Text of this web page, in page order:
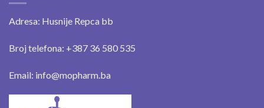
Adresa: Husnije Repca bb
Broj telefona: +387 36 580 535
Email: info@mopharm.ba